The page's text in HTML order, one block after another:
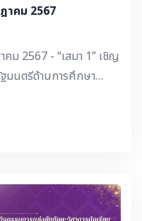
าคม 2567
ม 2567 - “เสมา 1” เชิญ
ฐมนตรีด้านการศึกษา